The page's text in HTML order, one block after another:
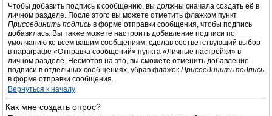
Чтобы добавить подпись к сообщению, вы должны сначала создать её в
личном разделе. После этого вы можете отметить флажком пункт
Присоединить подпись в форме отправки сообщения, чтобы подпись
добавилась. Вы также можете настроить добавление подписи по
умолчанию ко всем вашим сообщениям, сделав соответствующий выбор
в параграфе «Отправка сообщений» пункта «Личные настройки» в
личном разделе. Несмотря на это, вы сможете отменить добавление
подписи в отдельных сообщениях, убрав флажок Присоединить подпись
в форме отправки сообщения.
Вернуться к началу
Как мне создать опрос?